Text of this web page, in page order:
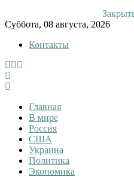
Skip
content
Суббота, 08 августа, 2026
Контакты
InfoRuss
InfoRuss — Новости
Главная
В мире
Россия
США
Украина
Политика
Экономика